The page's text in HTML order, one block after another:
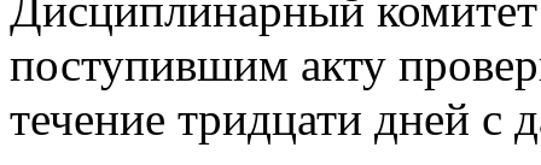
Дисциплинарный
поступившим акту
течение тридцати дней с